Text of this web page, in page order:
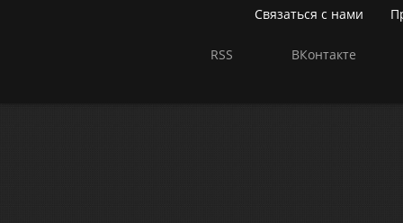
Связаться с нами
RSS ВКонтакте